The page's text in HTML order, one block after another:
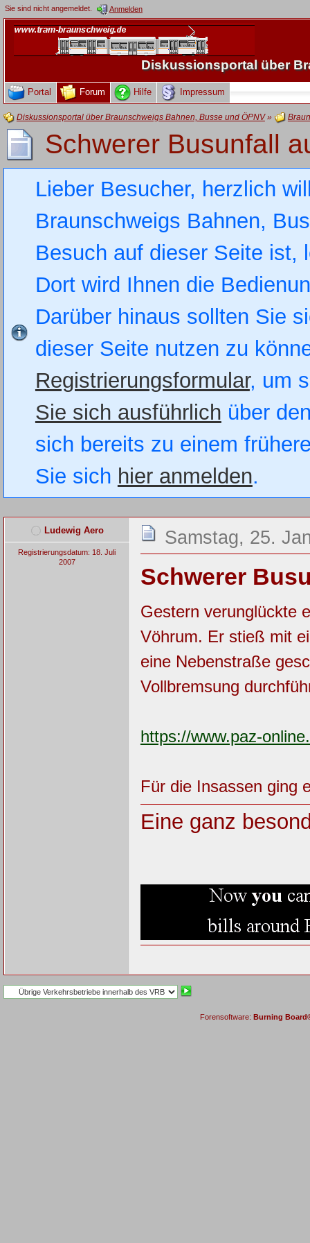
Sie sind nicht angemeldet. Anmelden
Diskussionsportal über
Portal Forum Hilfe Impressum
Diskussionsportal über Braunschweigs Bahnen, Busse und ÖPNV»
Schwerer Busunfall
Lieber Besucher, herzlich
Braunschweigs Bahnen,
Besuch auf dieser Seite
Dort wird Ihnen die
Darüber hinaus sollten Sie
dieser Seite nutzen zu
Registrierungsformular, um
Sie sich ausführlich über
sich bereits zu einem
Sie sich hier anmelden.
Ludewig Aero
Registrierungsdatum: 18. Juli
2007
Samstag, 25.
Schwerer
Gestern verunglückte
Vöhrum. Er stieß mit
eine Nebenstraße
Vollbremsung
https://www.paz-
Für die Insassen ging
Eine ganz
Forensoftware: Burning